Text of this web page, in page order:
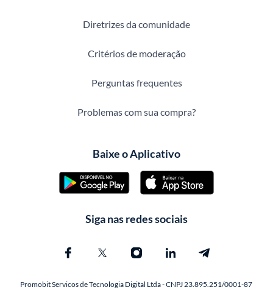
Diretrizes da comunidade
Critérios de moderação
Perguntas frequentes
Problemas com sua compra?
Baixe o Aplicativo
Siga nas redes sociais
Promobit Servicos de Tecnologia Digital Ltda - CNPJ 23.895.251/0001-87